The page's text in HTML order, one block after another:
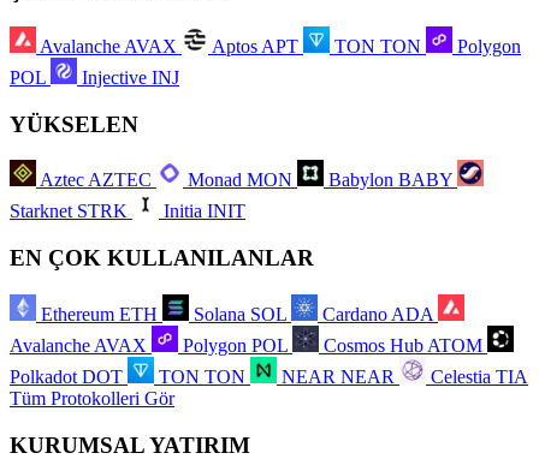
Avalanche AVAX Aptos APT TON TON
Polygon
POL
Injective INJ
YÜKSELEN
AztecAZTEC Monad MON Babylon BABY
Starknet STRK Initia INIT
EN ÇOK KULLANILANLAR
Ethereum ETH Solana SOL Cardano ADA
Avalanche AVAX Polygon POL Cosmos Hub ATOM
Polkadot DOT TON TON NEAR NEAR Celestia TIA
Tüm Protokolleri Gör
KURUMSAL YATIRIM